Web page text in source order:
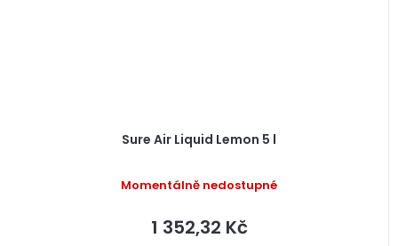
Sure Air Liquid Lemon 5 l
Momentálně nedostupné
1 352,32 Kč